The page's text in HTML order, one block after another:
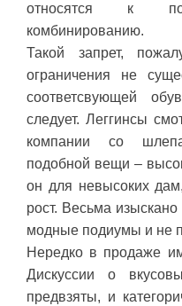
относятся к
комбинированию.
Такой запрет,
ограничения не
соответсвующей
следует. Леггинсы
компании со
подобной вещи –
он для невысоких
рост. Весьма
модные подиумы и не
Нередко в продаже
Дискуссии о
предвзяты, и